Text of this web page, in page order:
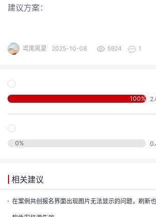
客
论
的
我
直
的
动
我
关
我
的
开
发
我
的
Programs
的
建议方案：
鸢尾离夏 2025-10-08 5924 1
100% 2
0% 0
相关建议
在案例共创报名界面出现图片无法显示的问题，刷新也